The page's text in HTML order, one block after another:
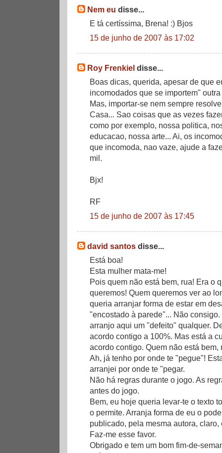
Nem eu disse...
E tá certíssima, Brena! :) Bjos
15 de junho de 2007 às 17:02
Roy Frenkiel disse...
Boas dicas, querida, apesar de que
incomodados que se importem"
Mas, importar-se nem sempre
Casa... Sao coisas que as vezes
como por exemplo, nossa politica,
educacao, nossa arte... Ai, os
que incomoda, nao vaze, ajude a
mil.
Bjx!
RF
15 de junho de 2007 às 17:45
david santos disse...
Está boa!
Esta mulher mata-me!
Pois quem não está bem, rua! Era o
queremos! Quem queremos ver ao
queria arranjar forma de estar em
"encostado à parede"... Não
arranjo aqui um "defeito" qualquer.
acordo contigo a 100%. Mas está a
acordo contigo. Quem não está bem,
Ah, já tenho por onde te "pegue"!
arranjei por onde te "pegar.
Não há regras durante o jogo. As
antes do jogo.
Bem, eu hoje queria levar-te o texto
o permite. Arranja forma de eu o
publicado, pela mesma autora, claro,
Faz-me esse favor.
Obrigado e tem um bom fim-de-